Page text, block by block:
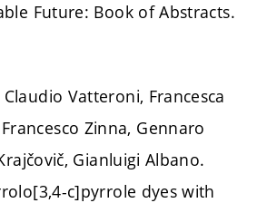
Future: Book of Abstracts.
Vatteroni, Francesca
Zinna, Gennaro
Gianluigi Albano.
c]pyrrole dyes with